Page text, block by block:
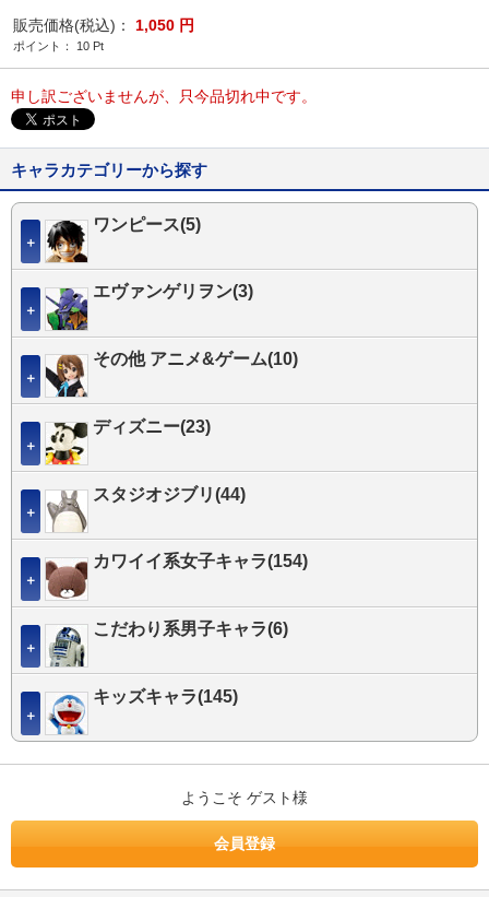
販売価格(税込)： 1,050 円
ポイント： 10 Pt
申し訳ございませんが、只今品切れ中です。
キャラカテゴリーから探す
＋
ワンピース(5)
＋
エヴァンゲリヲン(3)
＋
その他 アニメ&ゲーム(10)
＋
ディズニー(23)
＋
スタジオジブリ(44)
＋
カワイイ系女子キャラ(154)
＋
こだわり系男子キャラ(6)
＋
キッズキャラ(145)
ようこそ ゲスト様
会員登録